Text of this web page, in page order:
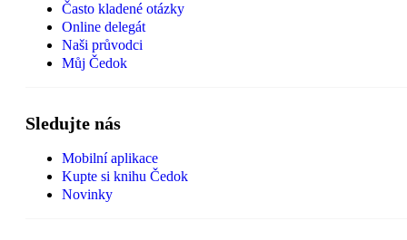
Často kladené otázky
Online delegát
Naši průvodci
Můj Čedok
Sledujte nás
Mobilní aplikace
Kupte si knihu Čedok
Novinky